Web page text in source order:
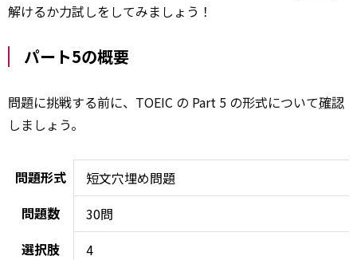
解けるか力試しをしてみましょう！
パート5の概要
問題に挑戦する前に、TOEIC の Part 5 の形式について確認
しましょう。
問題形式
短文穴埋め問題
問題数
30問
選択肢
4